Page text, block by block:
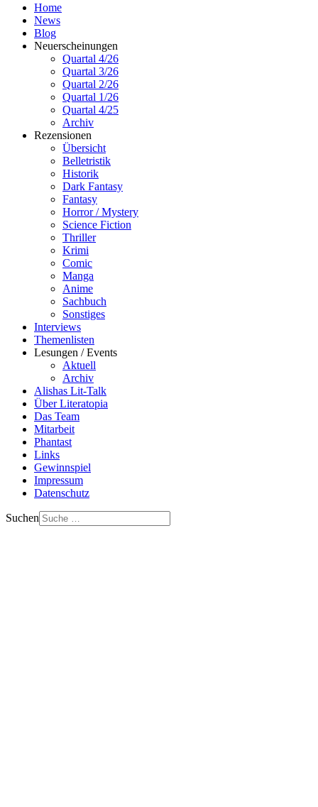
Home
News
Blog
Neuerscheinungen
Quartal 4/26
Quartal 3/26
Quartal 2/26
Quartal 1/26
Quartal 4/25
Archiv
Rezensionen
Übersicht
Belletristik
Historik
Dark Fantasy
Fantasy
Horror / Mystery
Science Fiction
Thriller
Krimi
Comic
Manga
Anime
Sachbuch
Sonstiges
Interviews
Themenlisten
Lesungen / Events
Aktuell
Archiv
Alishas Lit-Talk
Über Literatopia
Das Team
Mitarbeit
Phantast
Links
Gewinnspiel
Impressum
Datenschutz
Suchen